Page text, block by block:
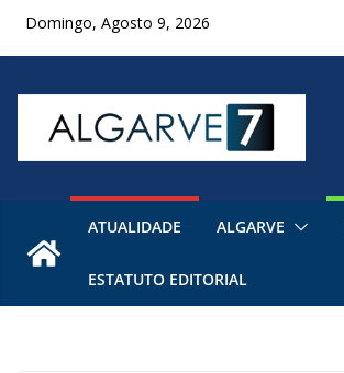
SkipDomingo, Agosto 9, 2026
ATUALIDADE ALGARVE
ESTATUTO EDITORIAL